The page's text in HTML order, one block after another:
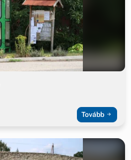
Tovább